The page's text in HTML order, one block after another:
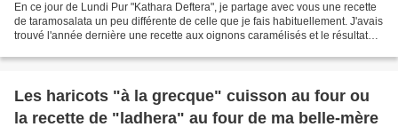
En ce jour de Lundi Pur "Kathara Deftera", je partage avec vous une recette
de taramosalata un peu différente de celle que je fais habituellement. J'avais
trouvé l'année dernière une recette aux oignons caramélisés et le résultat
Les haricots "à la grecque" cuisson au four ou
la recette de "ladhera" au four de ma belle-mère